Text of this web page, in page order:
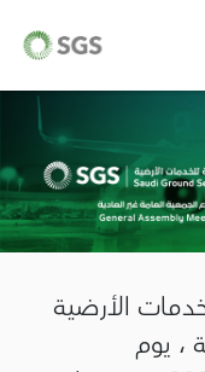
الأرضية
، يوم